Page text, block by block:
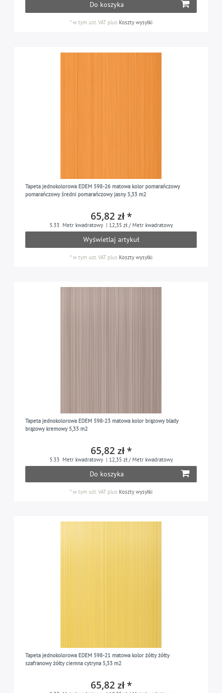
Do koszyka
*w tym ust. VATplus Koszty wysyłki
Tapeta jednokolorowa EDEM 598-26 matowa kolor pomarańczowy
pomarańczowy średni pomarańczowy jasny 5,33 m2
65,82 zł *
5.33 Metr kwadratowy | 12,35 zł / Metr kwadratowy
Wyświetlaj artykuł
*w tym ust. VATplus Koszty wysyłki
Tapeta jednokolorowa EDEM 598-23 matowa kolor brązowy blady
brązowy kremowy 5,33 m2
65,82 zł *
5.33 Metr kwadratowy | 12,35 zł / Metr kwadratowy
Do koszyka
*w tym ust. VATplus Koszty wysyłki
Tapeta jednokolorowa EDEM 598-21 matowa kolor żółty żółty
szafranowy żółty ciemna cytryna 5,33 m2
65,82 zł *